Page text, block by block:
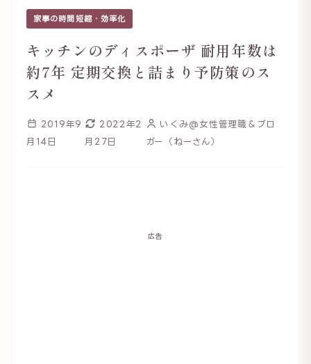
家事の時間短縮・効率化
キッチンのディスポーザ 耐用年数は
約7年 定期交換と詰まり予防策のス
スメ
2019年9
月14日
2022年2
月27日
いくみ@女性管理職＆ブロ
ガー（ねーさん）
広告